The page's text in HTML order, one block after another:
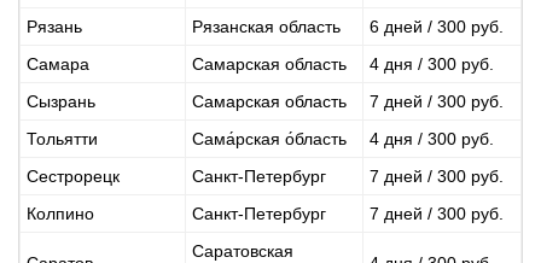
Рязань
Рязанская область
6 дней / 300 руб.
Самара
Самарская область
4 дня / 300 руб.
Сызрань
Самарская область
7 дней / 300 руб.
Тольятти
Сама́рская о́бласть
4 дня / 300 руб.
Сестрорецк
Санкт-Петербург
7 дней / 300 руб.
Колпино
Санкт-Петербург 7 дней / 300 руб.
Саратовская